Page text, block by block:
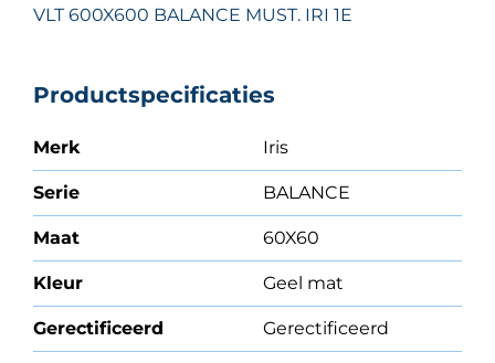
VLT 600X600 BALANCE MUST. IRI 1E
Productspecificaties
Merk Iris
Serie BALANCE
Maat 60X60
Kleur Geel mat
Gerectificeerd Gerectificeerd